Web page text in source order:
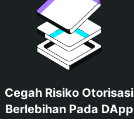
Cegah Risiko Otorisasi
Berlebihan Pada DApp